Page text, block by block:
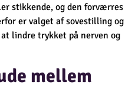
stikkende, og den forværres
er valget af sovestilling og
lindre trykket på nerven og
mellem